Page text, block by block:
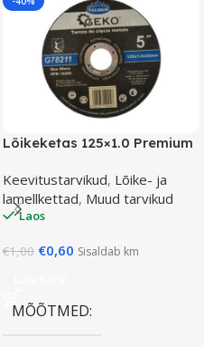
Lõikeketas 125×1.0 Premium
Keevitustarvikud, Lõike- ja
lamellkettad, Muud tarvikud
Laos
€1,00 €0,60 Sisaldab km
MÕÕTMED